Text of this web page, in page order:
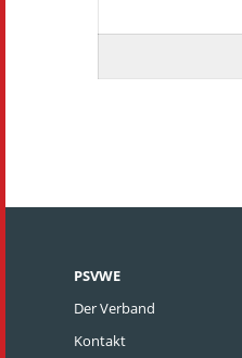
PSVWE
Der Verband
Kontakt